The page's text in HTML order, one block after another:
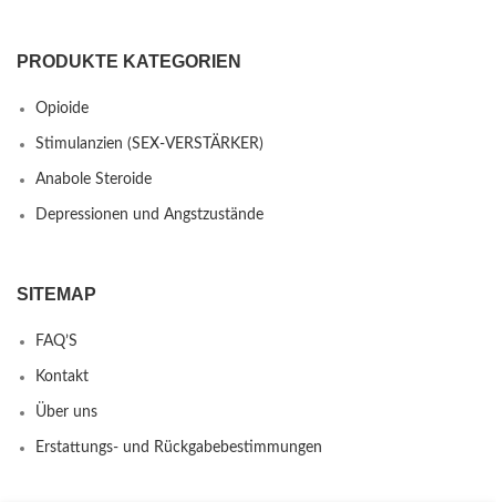
PRODUKTE KATEGORIEN
Opioide
Stimulanzien (SEX-VERSTÄRKER)
Anabole Steroide
Depressionen und Angstzustände
SITEMAP
FAQ’S
Kontakt
Über uns
Erstattungs- und Rückgabebestimmungen